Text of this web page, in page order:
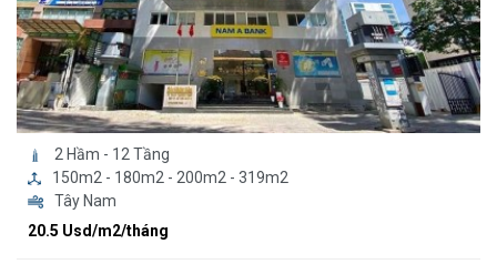
2 Hầm - 12 Tầng
150m2 - 180m2 - 200m2 - 319m2
Tây Nam
20.5 Usd/m2/tháng